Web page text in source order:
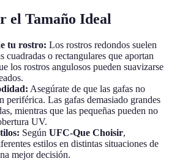
el Tamaño Ideal
tu rostro: Los rostros redondos suelen
cuadradas o rectangulares que aportan
los rostros angulosos pueden suavizarse
Asegúrate de que las gafas no
periférica. Las gafas demasiado grandes
mientras que las pequeñas pueden no
UV.
Según UFC-Que Choisir,
estilos en distintas situaciones de
mejor decisión.